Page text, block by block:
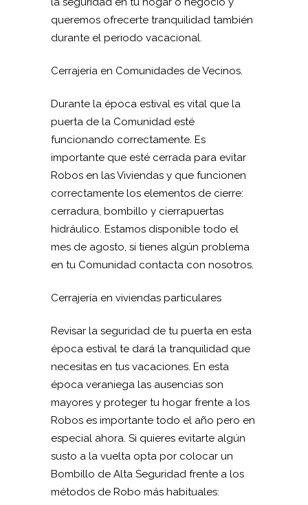
queremos ofrecerte tranquilidad también
durante el periodo vacacional.
Cerrajería en Comunidades de Vecinos.
Durante la época estival es vital que la
puerta de la Comunidad esté
funcionando correctamente. Es
importante que esté cerrada para evitar
Robos en las Viviendas y que funcionen
correctamente los elementos de cierre:
cerradura, bombillo y cierrapuertas
hidráulico. Estamos disponible todo el
mes de agosto, si tienes algún problema
en tu Comunidad contacta con nosotros.
Cerrajería en viviendas particulares
Revisar la seguridad de tu puerta en esta
época estival te dará la tranquilidad que
necesitas en tus vacaciones. En esta
época veraniega las ausencias son
mayores y proteger tu hogar frente a los
Robos es importante todo el año pero en
especial ahora. Si quieres evitarte algún
susto a la vuelta opta por colocar un
Bombillo de Alta Seguridad frente a los
métodos de Robo más habituales: